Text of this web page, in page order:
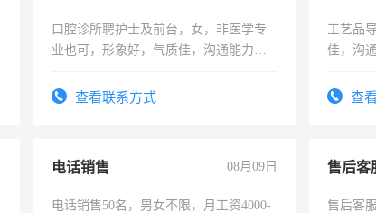
口腔诊所聘护士及前台，女，非医学专
业也可，形象好，气质佳，沟通能力
查看联系方式
工艺品
佳，沟
查
电话销售 08月09日
电话销售50名，男女不限，月工资4000-
售后客
售后客